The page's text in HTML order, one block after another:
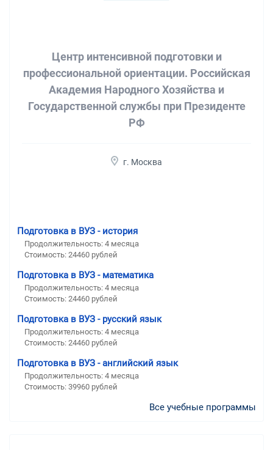
Центр интенсивной подготовки и
профессиональной ориентации. Российская
Академия Народного Хозяйства и
Государственной службы при Президенте
РФ
г. Москва
Подготовка в ВУЗ - история
Продолжительность: 4 месяца
Стоимость: 24460 рублей
Подготовка в ВУЗ - математика
Продолжительность: 4 месяца
Стоимость: 24460 рублей
Подготовка в ВУЗ - русский язык
Продолжительность: 4 месяца
Стоимость: 24460 рублей
Подготовка в ВУЗ - английский язык
Продолжительность: 4 месяца
Стоимость: 39960 рублей
Все учебные программы